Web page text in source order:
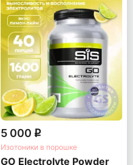
5 000 q
Изотоники в порошке
GO Electrolyte Powder